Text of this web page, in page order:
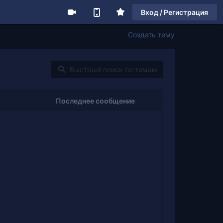
Вход / Регистрация
Создать тему
Последнее сообщение